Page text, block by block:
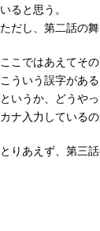
いると思う。
ただし、第二話の
ここではあえてそ
こういう誤字があ
というか、どうや
カナ入力している
とりあえず、第三話